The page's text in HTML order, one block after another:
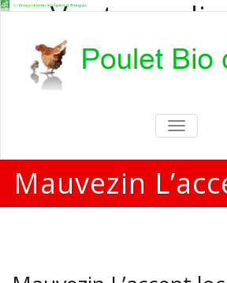
Vente en
poulets
Vente en direct de
particuliers et
TOGGLE
Mauvezin